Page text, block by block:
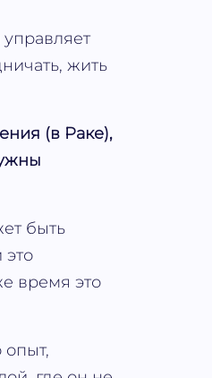
жить
(в Раке),
быть
время это
опыт,